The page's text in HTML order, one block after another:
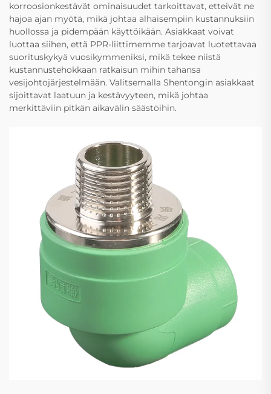
korroosionkestävät ominaisuudet tarkoittavat, etteivät ne
hajoa ajan myötä, mikä johtaa alhaisempiin kustannuksiin
huollossa ja pidempään käyttöikään. Asiakkaat voivat
luottaa siihen, että PPR-liittimemme tarjoavat luotettavaa
suorituskykyä vuosikymmeniksi, mikä tekee niistä
kustannustehokkaan ratkaisun mihin tahansa
vesijohtojärjestelmään. Valitsemalla Shentongin asiakkaat
sijoittavat laatuun ja kestävyyteen, mikä johtaa
merkittäviin pitkän aikavälin säästöihin.